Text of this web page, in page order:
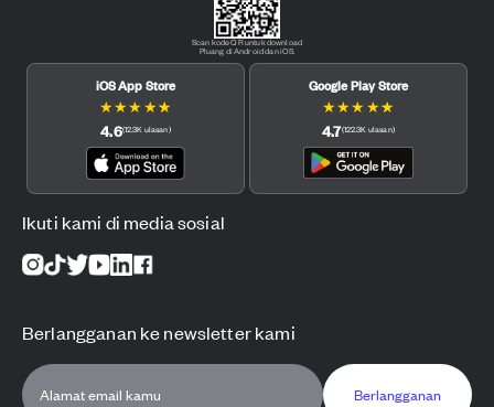
Scan kode QR untuk download
Pluang di Android dan iOS.
iOS App Store
★★★ ★★
4.6(12.3K ulasan)
Google Play Store
★★★ ★★
4.7(122.3K ulasan)
Ikuti kami di media sosial
Berlangganan ke newsletter kami
Berlangganan